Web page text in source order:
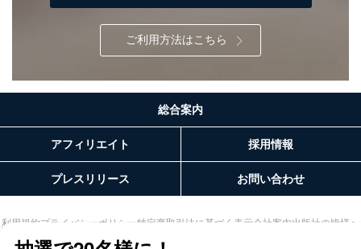
ご利用方法はこちら
総合案内
アフィリエイト 採用情報
プレスリリース お問い合わせ
利用規約プライバシーポリシー 特定商取引法に基づく表示会社案内出版社の皆様へ